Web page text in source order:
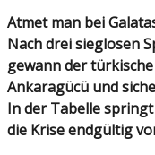
Atmet man bei Galatasaray langsam aber sicher auf?
Nach drei sieglosen
gewann der
Ankaragücü und
In der Tabelle
die Krise endgültig